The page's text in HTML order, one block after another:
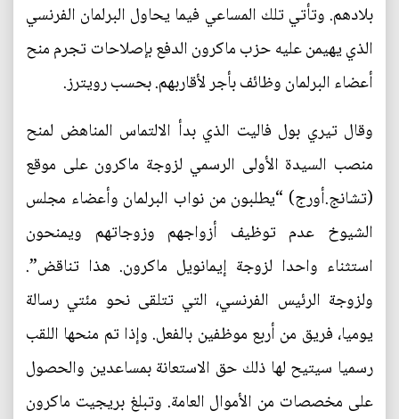
بلادهم. وتأتي تلك المساعي فيما يحاول البرلمان الفرنسي
الذي يهيمن عليه حزب ماكرون الدفع بإصلاحات تجرم منح
أعضاء البرلمان وظائف بأجر لأقاربهم. بحسب رويترز.
وقال تيري بول فاليت الذي بدأ الالتماس المناهض لمنح
منصب السيدة الأولى الرسمي لزوجة ماكرون على موقع
(تشانج.أورج) “يطلبون من نواب البرلمان وأعضاء مجلس
الشيوخ عدم توظيف أزواجهم وزوجاتهم ويمنحون
استثناء واحدا لزوجة إيمانويل ماكرون. هذا تناقض”.
ولزوجة الرئيس الفرنسي، التي تتلقى نحو مئتي رسالة
يوميا، فريق من أربع موظفين بالفعل. وإذا تم منحها اللقب
رسميا سيتيح لها ذلك حق الاستعانة بمساعدين والحصول
على مخصصات من الأموال العامة. وتبلغ بريجيت ماكرون